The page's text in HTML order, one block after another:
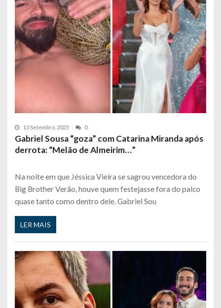
13 Setembro, 2025 0
Gabriel Sousa “goza” com Catarina Miranda após
derrota: “Melão de Almeirim…”
Na noite em que Jéssica Vieira se sagrou vencedora do
Big Brother Verão, houve quem festejasse fora do palco
quase tanto como dentro dele. Gabriel Sou
LER MAIS